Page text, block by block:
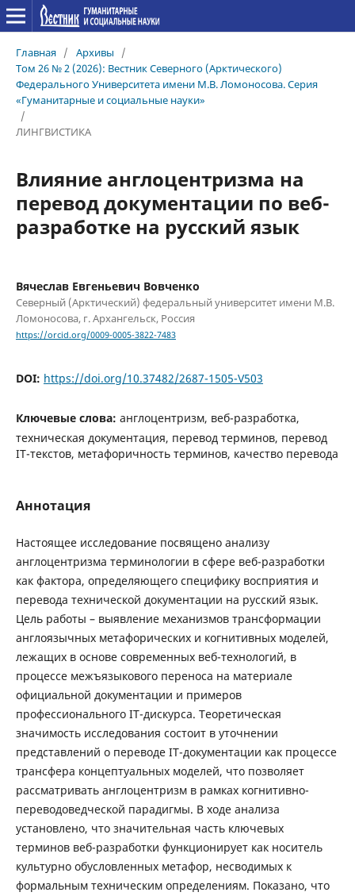
Главная / Архивы
/
Том 26 № 2 (2026): Вестник Северного (Арктического)
Федерального Университета имени М.В. Ломоносова. Серия
«Гуманитарные и социальные науки»
/
ЛИНГВИСТИКА
Влияние англоцентризма на
перевод документации по веб-
разработке на русский язык
Вячеслав Евгеньевич Вовченко
Северный (Арктический) федеральный университет имени М.В.
Ломоносова, г. Архангельск, Россия
https://orcid.org/0009-0005-3822-7483
DOI: https://doi.org/10.37482/2687-1505-V503
Ключевые слова: англоцентризм, веб-разработка,
техническая документация, перевод терминов, перевод
IT-текстов, метафоричность терминов, качество перевода
Аннотация
Настоящее исследование посвящено анализу
англоцентризма терминологии в сфере веб-разработки
как фактора, определяющего специфику восприятия и
перевода технической документации на русский язык.
Цель работы – выявление механизмов трансформации
англоязычных метафорических и когнитивных моделей,
лежащих в основе современных веб-технологий, в
процессе межъязыкового переноса на материале
официальной документации и примеров
профессионального IT-дискурса. Теоретическая
значимость исследования состоит в уточнении
представлений о переводе IT-документации как процессе
трансфера концептуальных моделей, что позволяет
рассматривать англоцентризм в рамках когнитивно-
переводоведческой парадигмы. В ходе анализа
установлено, что значительная часть ключевых
терминов веб-разработки функционирует как носитель
культурно обусловленных метафор, несводимых к
формальным техническим определениям. Показано, что